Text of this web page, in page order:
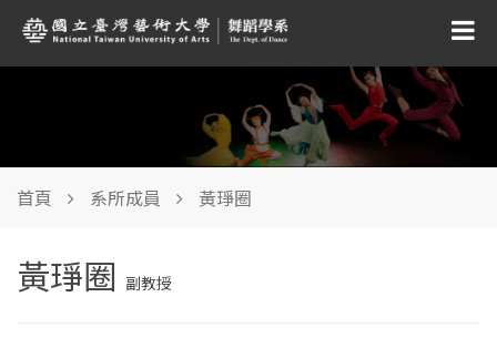
首頁 系所成員 黃琤圈
黃琤圈 副教授